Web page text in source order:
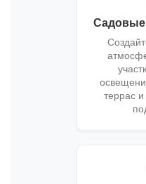
Садовые
террас